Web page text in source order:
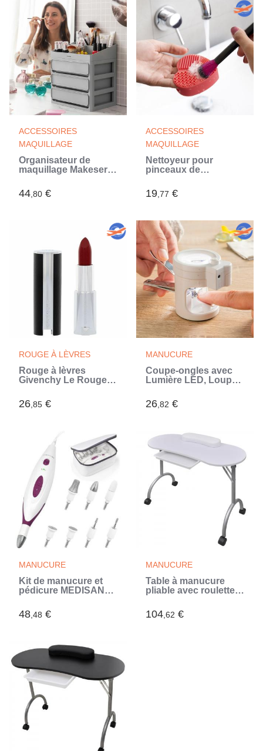
ACCESSOIRES
MAQUILLAGE
Organisateur de
maquillage Makeser
44,80 €
ACCESSOIRES
MAQUILLAGE
Nettoyeur pour
pinceaux de
InnovaGoods
19,77 €
ROUGE À LÈVRES
Rouge à lèvres
Givenchy Le Rouge
26,85 €
MANUCURE
Coupe-ongles avec
Lumière LED, Loupe
InnovaGoods
26,82 €
MANUCURE
Kit de manucure et
pédicure MEDISANA
accessoires pour
soin des ongles et de
48,48 €
MANUCURE
Table à manucure
pliable avec roulettes
104,62 €